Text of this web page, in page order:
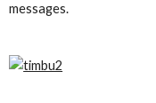
messages.